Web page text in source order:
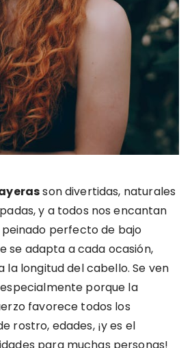
son divertidas, naturales
y a todos nos encantan
peinado perfecto de bajo
se adapta a cada ocasión,
la longitud del cabello. Se ven
porque la
favorece todos los
rostro, edades, ¡y es el
para muchas personas!